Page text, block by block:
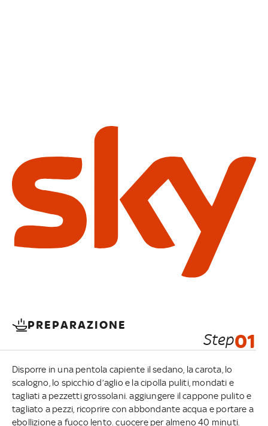
PREPARAZIONE
Step01
Disporre in una pentola capiente il sedano, la carota, lo
scalogno, lo spicchio d’aglio e la cipolla puliti, mondati e
tagliati a pezzetti grossolani. aggiungere il cappone pulito e
tagliato a pezzi, ricoprire con abbondante acqua e portare a
ebollizione a fuoco lento. cuocere per almeno 40 minuti.